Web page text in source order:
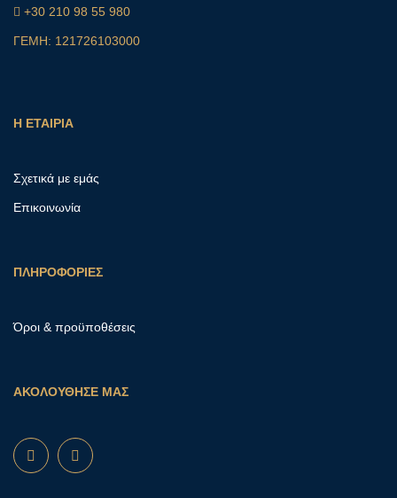
+30 210 98 55 980
ΓΕΜΗ: 121726103000
Η ΕΤΑΙΡΙΑ
Σχετικά με εμάς
Επικοινωνία
ΠΛΗΡΟΦΟΡΙΕΣ
Όροι & προϋποθέσεις
ΑΚΟΛΟΥΘΗΣΕ ΜΑΣ